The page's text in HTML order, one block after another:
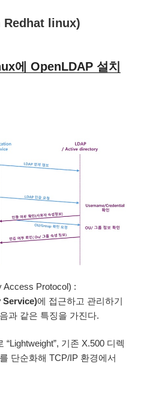
Redhat linux)
에 OpenLDAP 설치
Access Protocol) :
Service)에 접근하고 관리하기
과 같은 특징을 가진다.
“Lightweight”, 기존 X.500 디렉
단순화해 TCP/IP 환경에서